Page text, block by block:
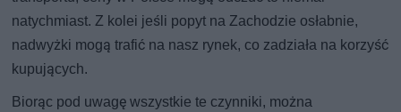
natychmiast. Z kolei jeśli popyt na Zachodzie osłabnie,
nadwyżki mogą trafić na nasz rynek, co zadziała na korzyść
kupujących.
Biorąc pod uwagę wszystkie te czynniki, można